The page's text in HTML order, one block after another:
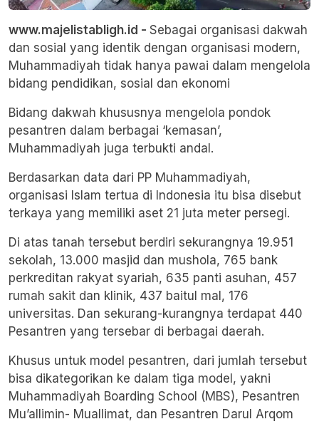
www.majelistabligh.id - Sebagai organisasi dakwah
dan sosial yang identik dengan organisasi modern,
Muhammadiyah tidak hanya pawai dalam mengelola
bidang pendidikan, sosial dan ekonomi
Bidang dakwah khususnya mengelola pondok
pesantren dalam berbagai ‘kemasan’,
Muhammadiyah juga terbukti andal.
Berdasarkan data dari PP Muhammadiyah,
organisasi Islam tertua di Indonesia itu bisa disebut
terkaya yang memiliki aset 21 juta meter persegi.
Di atas tanah tersebut berdiri sekurangnya 19.951
sekolah, 13.000 masjid dan mushola, 765 bank
perkreditan rakyat syariah, 635 panti asuhan, 457
rumah sakit dan klinik, 437 baitul mal, 176
universitas. Dan sekurang-kurangnya terdapat 440
Pesantren yang tersebar di berbagai daerah.
Khusus untuk model pesantren, dari jumlah tersebut
bisa dikategorikan ke dalam tiga model, yakni
Muhammadiyah Boarding School (MBS), Pesantren
Mu’allimin- Muallimat, dan Pesantren Darul Arqom